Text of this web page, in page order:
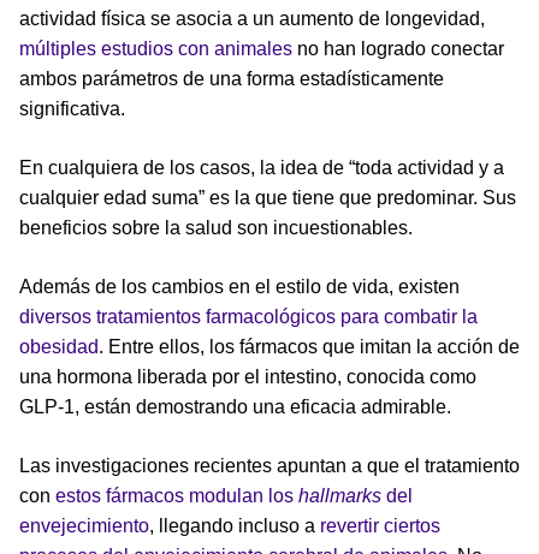
actividad física se asocia a un aumento de longevidad,
múltiples estudios con animales no han logrado conectar
ambos parámetros de una forma estadísticamente
significativa.
En cualquiera de los casos, la idea de “toda actividad y a
cualquier edad suma” es la que tiene que predominar. Sus
beneficios sobre la salud son incuestionables.
Además de los cambios en el estilo de vida, existen
diversos tratamientos farmacológicos para combatir la
obesidad. Entre ellos, los fármacos que imitan la acción de
una hormona liberada por el intestino, conocida como
GLP-1, están demostrando una eficacia admirable.
Las investigaciones recientes apuntan a que el tratamiento
con estos fármacos modulan los hallmarks del
envejecimiento, llegando incluso a revertir ciertos